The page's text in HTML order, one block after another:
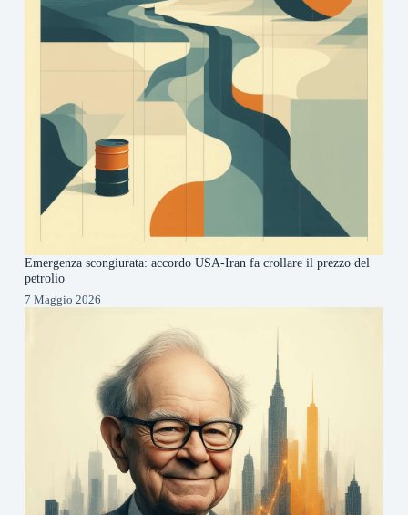
Emergenza scongiurata: accordo USA-Iran fa crollare il prezzo del
petrolio
7 Maggio 2026